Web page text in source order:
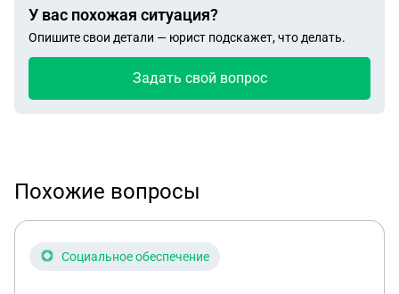
У вас похожая ситуация?
Опишите свои детали — юрист подскажет, что делать.
Задать свой вопрос
Похожие вопросы
Социальное обеспечение